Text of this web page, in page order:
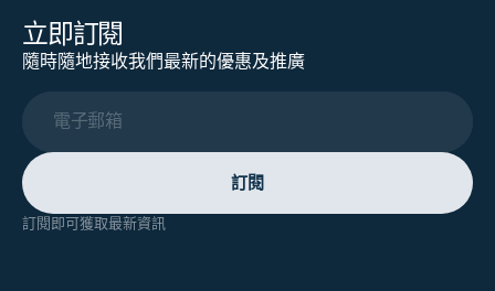
立即訂閱
隨時隨地接收我們最新的優惠及推廣
電子郵箱
訂閱
訂閱即可獲取最新資訊